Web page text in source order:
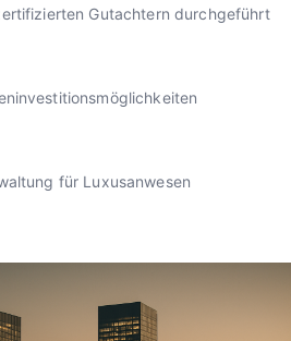
Gutachtern durchgeführt
für Luxusanwesen